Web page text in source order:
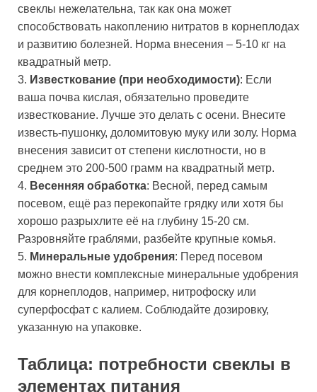
свеклы нежелательна, так как она может
способствовать накоплению нитратов в корнеплодах
и развитию болезней. Норма внесения – 5-10 кг на
квадратный метр.
3. Известкование (при необходимости): Если
ваша почва кислая, обязательно проведите
известкование. Лучше это делать с осени. Внесите
известь-пушонку, доломитовую муку или золу. Норма
внесения зависит от степени кислотности, но в
среднем это 200-500 грамм на квадратный метр.
4. Весенняя обработка: Весной, перед самым
посевом, ещё раз перекопайте грядку или хотя бы
хорошо разрыхлите её на глубину 15-20 см.
Разровняйте граблями, разбейте крупные комья.
5. Минеральные удобрения: Перед посевом
можно внести комплексные минеральные удобрения
для корнеплодов, например, нитрофоску или
суперфосфат с калием. Соблюдайте дозировку,
указанную на упаковке.
Таблица: потребности свеклы в
элементах питания